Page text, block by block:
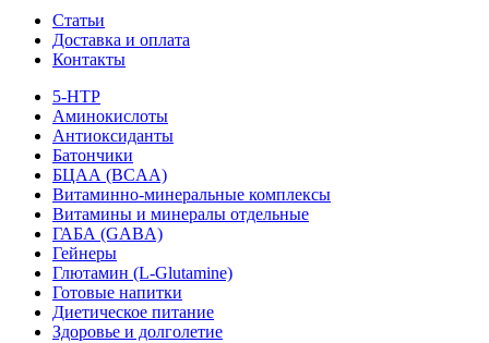
Статьи
Доставка и оплата
Контакты
5-HTP
Аминокислоты
Антиоксиданты
Батончики
БЦАА (BCAA)
Витаминно-минеральные комплексы
Витамины и минералы отдельные
ГАБА (GABA)
Гейнеры
Глютамин (L-Glutamine)
Готовые напитки
Диетическое питание
Здоровье и долголетие